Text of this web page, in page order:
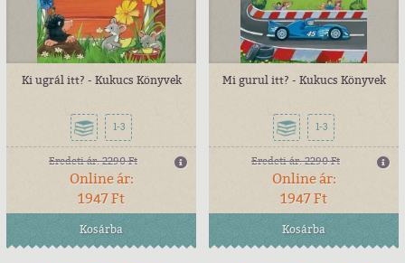
Ki ugrál itt? - Kukucs Könyvek
1-3
Eredeti ár:2290 Ft
Online ár:
1947 Ft
Kosárba
Mi gurul itt? - Kukucs Könyvek
1-3
Eredeti ár:2290 Ft
Online ár:
1947 Ft
Kosárba